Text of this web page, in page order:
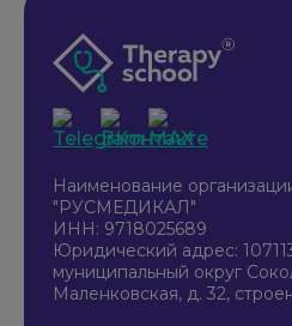
Наименование
"РУСМЕДИКАЛ"
ИНН: 9718025689
Юридический адрес:
муниципальный округ
Маленковская, д. 32,